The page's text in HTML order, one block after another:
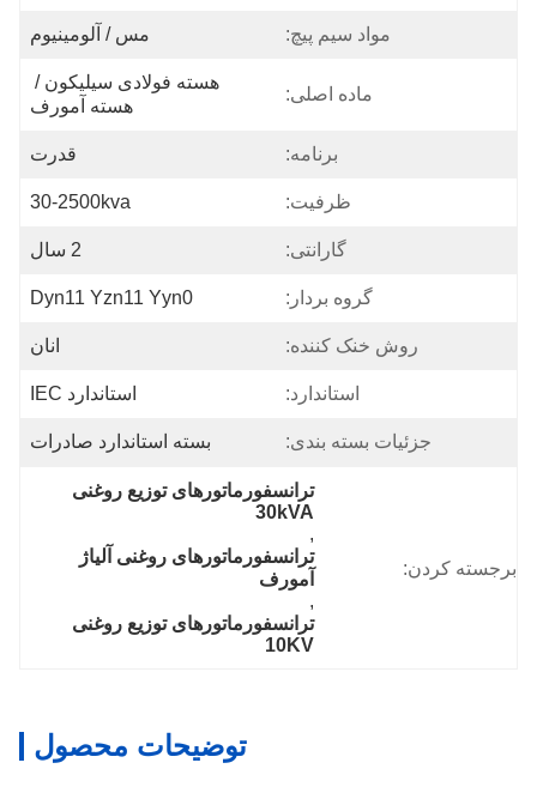
مواد سیم پیچ: مس / آلومینیوم
ماده اصلی:
هسته آمورف
برنامه: قدرت
ظرفیت: 30-2500kva
گارانتی: 2 سال
گروه بردار: Dyn11 Yzn11 Yyn0
روش خنک کننده: انان
استاندارد: استاندارد IEC
جزئیات بسته بندی: بسته استاندارد صادرات
برجسته کردن:
30kVA
,
آمورف
,
10KV
توضیحات محصول